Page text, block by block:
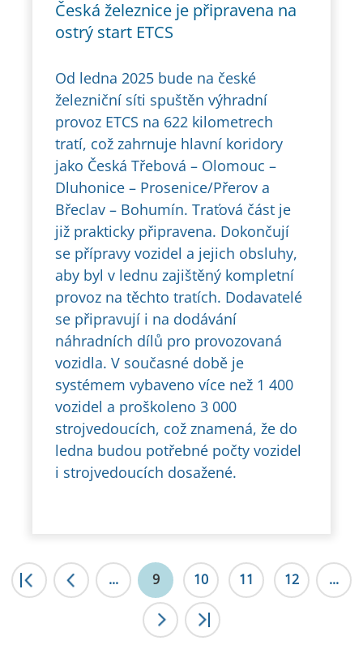
Česká železnice je připravena na
ostrý start ETCS
Od ledna 2025 bude na české
železniční síti spuštěn výhradní
provoz ETCS na 622 kilometrech
tratí, což zahrnuje hlavní koridory
jako Česká Třebová – Olomouc –
Dluhonice – Prosenice/Přerov a
Břeclav – Bohumín. Traťová část je
již prakticky připravena. Dokončují
se přípravy vozidel a jejich obsluhy,
aby byl v lednu zajištěný kompletní
provoz na těchto tratích. Dodavatelé
se připravují i na dodávání
náhradních dílů pro provozovaná
vozidla. V současné době je
systémem vybaveno více než 1 400
vozidel a proškoleno 3 000
strojvedoucích, což znamená, že do
ledna budou potřebné počty vozidel
i strojvedoucích dosažené.
|< ... 9 10 11 12 ...